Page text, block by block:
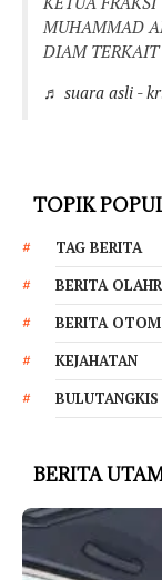
MUHAMMAD
DIAM
♬ suara asli -
TOPIK
TAG BERITA
BERITA
BERITA
KEJAHATAN
BULUTANGKIS
BERITA